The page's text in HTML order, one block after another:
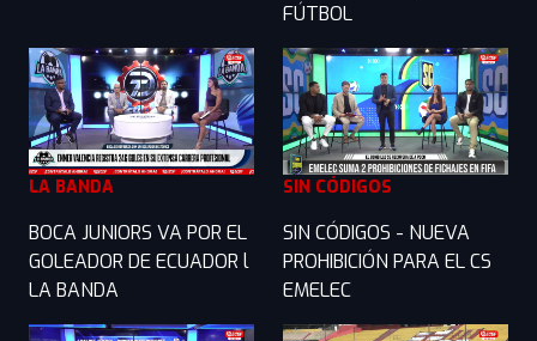
FÚTBOL
LA BANDA
BOCA JUNIORS VA POR EL
GOLEADOR DE ECUADOR l
LA BANDA
SIN CÓDIGOS
SIN CÓDIGOS - NUEVA
PROHIBICIÓN PARA EL CS
EMELEC